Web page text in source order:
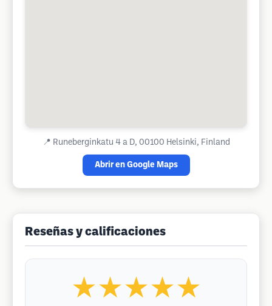
📍 Runeberginkatu 4 a D, 00100 Helsinki, Finland
Abrir en Google Maps
Reseñas y calificaciones
★★★★★